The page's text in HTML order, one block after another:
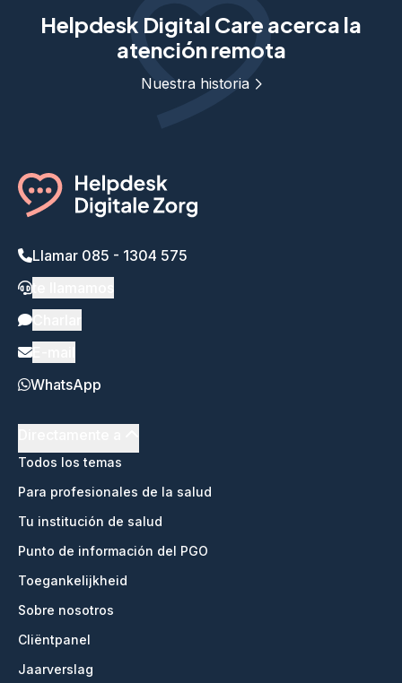
Helpdesk Digital Care acerca la
atención remota
Nuestra historia
Llamar 085 - 1304 575
WhatsApp
Todos los temas
Para profesionales de la salud
Tu institución de salud
Punto de información del PGO
Toegankelijkheid
Sobre nosotros
Cliëntpanel
Jaarverslag